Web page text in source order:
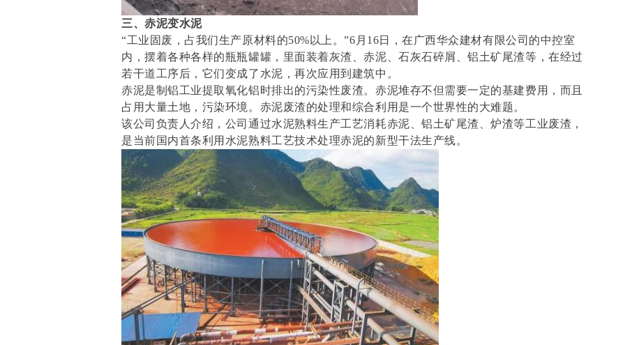
三、赤泥变水泥
“工业固废，占我们生产原材料的50%以上。”6月16日，在广西华众建材有限公司的中控室
内，摆着各种各样的瓶瓶罐罐，里面装着灰渣、赤泥、石灰石碎屑、铝土矿尾渣等，在经过
若干道工序后，它们变成了水泥，再次应用到建筑中。
赤泥是制铝工业提取氧化铝时排出的污染性废渣。赤泥堆存不但需要一定的基建费用，而且
占用大量土地，污染环境。赤泥废渣的处理和综合利用是一个世界性的大难题。
该公司负责人介绍，公司通过水泥熟料生产工艺消耗赤泥、铝土矿尾渣、炉渣等工业废渣，
是当前国内首条利用水泥熟料工艺技术处理赤泥的新型干法生产线。